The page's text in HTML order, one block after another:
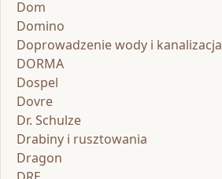
Dom
Domino
Doprowadzenie wody i kanalizacja
DORMA
Dospel
Dovre
Dr. Schulze
Drabiny i rusztowania
Dragon